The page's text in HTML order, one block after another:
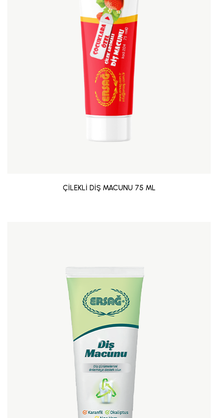
ÇİLEKLİ DİŞ MACUNU 75 ML